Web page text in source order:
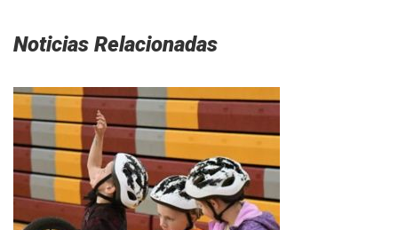
Noticias Relacionadas